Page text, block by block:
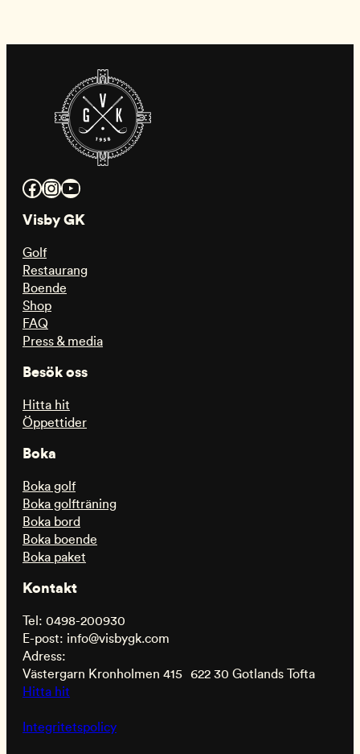
Facebook InstagramYouTube
Visby GK
Golf
Restaurang
Boende
Shop
FAQ
Press & media
Besök oss
Hitta hit
Öppettider
Boka
Boka golf
Boka golfträning
Boka bord
Boka boende
Boka paket
Kontakt
Tel: 0498-200930
E-post: info@visbygk.com
Adress:
Västergarn Kronholmen 415 622 30 Gotlands Tofta
Hitta hit
Integritetspolicy